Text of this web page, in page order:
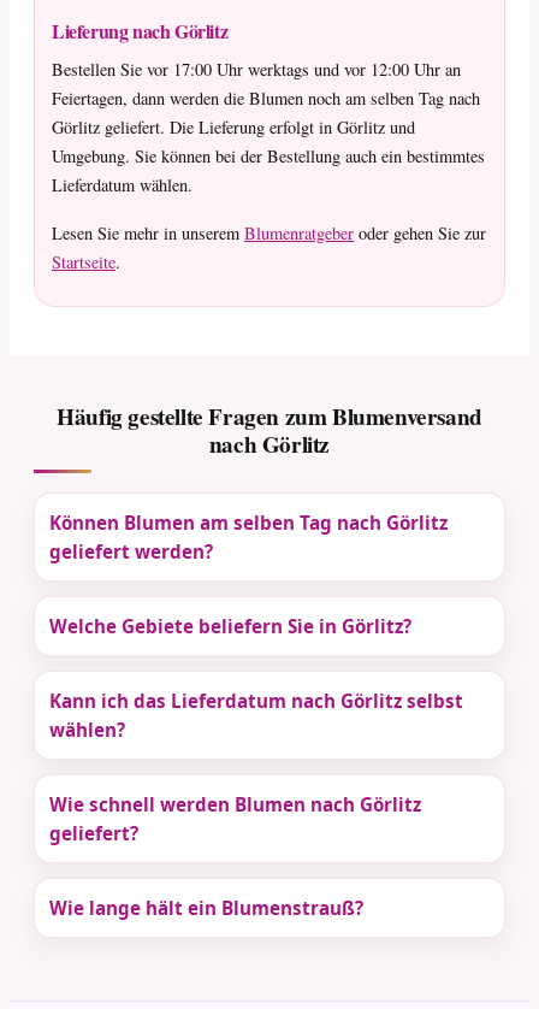
Lieferung nach Görlitz
Bestellen Sie vor 17:00 Uhr werktags und vor 12:00 Uhr an
Feiertagen, dann werden die Blumen noch am selben Tag nach
Görlitz geliefert. Die Lieferung erfolgt in Görlitz und
Umgebung. Sie können bei der Bestellung auch ein bestimmtes
Lieferdatum wählen.
Lesen Sie mehr in unserem Blumenratgeber oder gehen Sie zur
Startseite.
Häufig gestellte Fragen zum Blumenversand
nach Görlitz
Können Blumen am selben Tag nach Görlitz
geliefert werden?
Welche Gebiete beliefern Sie in Görlitz?
Kann ich das Lieferdatum nach Görlitz selbst
wählen?
Wie schnell werden Blumen nach Görlitz
geliefert?
Wie lange hält ein Blumenstrauß?